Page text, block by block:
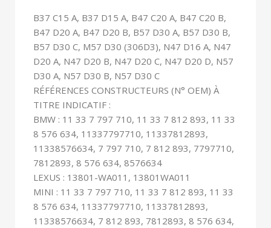
B37 C15 A, B37 D15 A, B47 C20 A, B47 C20 B,
B47 D20 A, B47 D20 B, B57 D30 A, B57 D30 B,
B57 D30 C, M57 D30 (306D3), N47 D16 A, N47
D20 A, N47 D20 B, N47 D20 C, N47 D20 D, N57
D30 A, N57 D30 B, N57 D30 C
RÉFÉRENCES CONSTRUCTEURS (N° OEM) À
TITRE INDICATIF :
BMW : 11 33 7 797 710, 11 33 7 812 893, 11 33
8 576 634, 11337797710, 11337812893,
11338576634, 7 797 710, 7 812 893, 7797710,
7812893, 8 576 634, 8576634
LEXUS : 13801-WA011, 13801WA011
MINI : 11 33 7 797 710, 11 33 7 812 893, 11 33
8 576 634, 11337797710, 11337812893,
11338576634, 7 812 893, 7812893, 8 576 634,